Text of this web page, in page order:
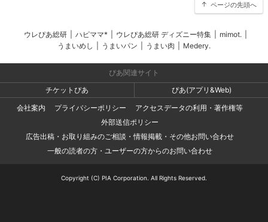
ページの先頭へ
ウレぴあ総研 ハピママ* ウレぴあ総研 ディズニー特集 mimot.
うまいめし
うまいパン うまい肉 Medery.
ぴあ関連サイト
チケットぴあ
ぴあ(アプリ&Web)
会社案内
プライバシーポリシー
アクセスデータの利用・著作権等
外部送信ポリシー
広告出稿・お取り組みのご相談・情報掲載・その他お問い合わせ
一般の読者の方・ユーザーの方からのお問い合わせ
Copyright (C) PIA Corporation. All Rights Reserved.